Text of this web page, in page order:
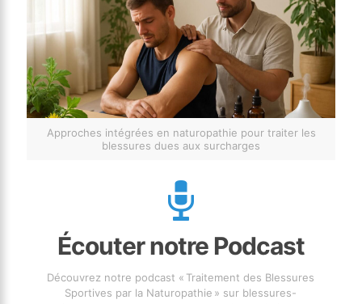
Approches intégrées en naturopathie pour traiter les
blessures dues aux surcharges
Écouter notre Podcast
Découvrez notre podcast « Traitement des Blessures
Sportives par la Naturopathie » sur blessures-